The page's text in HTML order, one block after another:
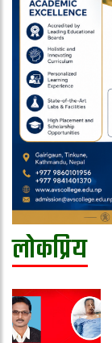
लोकप्रिय